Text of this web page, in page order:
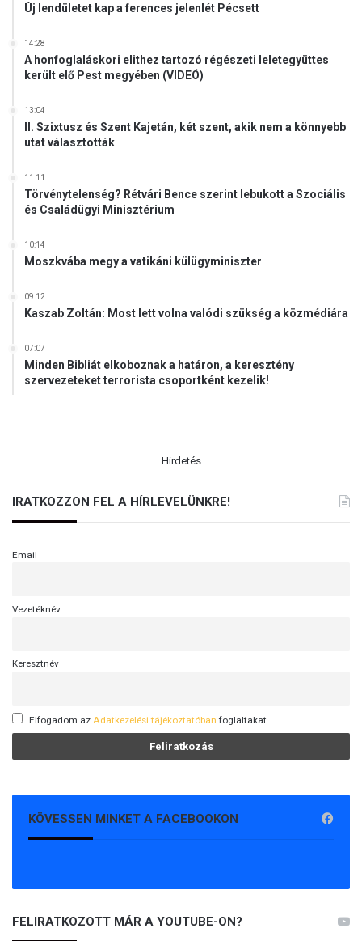
Új lendületet kap a ferences jelenlét Pécsett
14:28
A honfoglaláskori elithez tartozó régészeti leletegyüttes
került elő Pest megyében (VIDEÓ)
13:04
II. Szixtusz és Szent Kajetán, két szent, akik nem a könnyebb
utat választották
11:11
Törvénytelenség? Rétvári Bence szerint lebukott a Szociális
és Családügyi Minisztérium
10:14
Moszkvába megy a vatikáni külügyminiszter
09:12
Kaszab Zoltán: Most lett volna valódi szükség a közmédiára
07:07
Minden Bibliát elkoboznak a határon, a keresztény
szervezeteket terrorista csoportként kezelik!
Hirdetés
IRATKOZZON FEL A HÍRLEVELÜNKRE!
Email
Vezetéknév
Keresztnév
Elfogadom az Adatkezelési tájékoztatóban foglaltakat.
KÖVESSEN MINKET A FACEBOOKON
FELIRATKOZOTT MÁR A YOUTUBE-ON?